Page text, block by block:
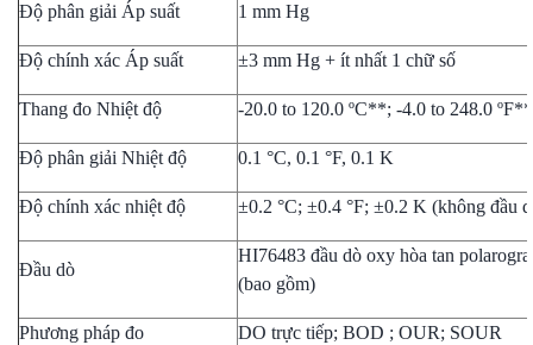
Độ phân giải Áp suất 1 mm Hg
Độ chính xác Áp suất ±3 mm Hg + ít nhất 1 chữ số
Thang đo Nhiệt độ -20.0 to 120.0 ºC**; -4.0 to 248.0
Độ phân giải Nhiệt độ 0.1 °C, 0.1 °F, 0.1 K
Độ chính xác nhiệt độ ±0.2 °C; ±0.4 °F; ±0.2 K (không đầu
Đầu dò
HI76483 đầu dò oxy hòa tan
(bao gồm)
Phương pháp đo DO trực tiếp; BOD ; OUR; SOUR